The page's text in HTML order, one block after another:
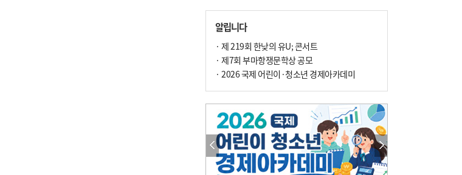
알립니다
· 제 219회 한낮의 유U; 콘서트
· 제7회 부마항쟁문학상 공모
· 2026 국제 어린이·청소년 경제아카데미